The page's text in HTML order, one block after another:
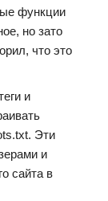
функции
но зато
что это
и
Эти
и
сайта в